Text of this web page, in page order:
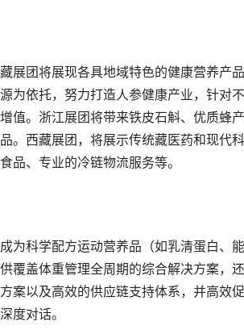
展团将展现各具地域特色的健康营养产
为依托，努力打造人参健康产业，针对
值。浙江展团将带来铁皮石斛、优质蜂
。西藏展团，将展示传统藏医药和现代
品、专业的冷链物流服务等。
为科学配方运动营养品（如乳清蛋白、
覆盖体重管理全周期的综合解决方案，
案以及高效的供应链支持体系，并高效
度对话。